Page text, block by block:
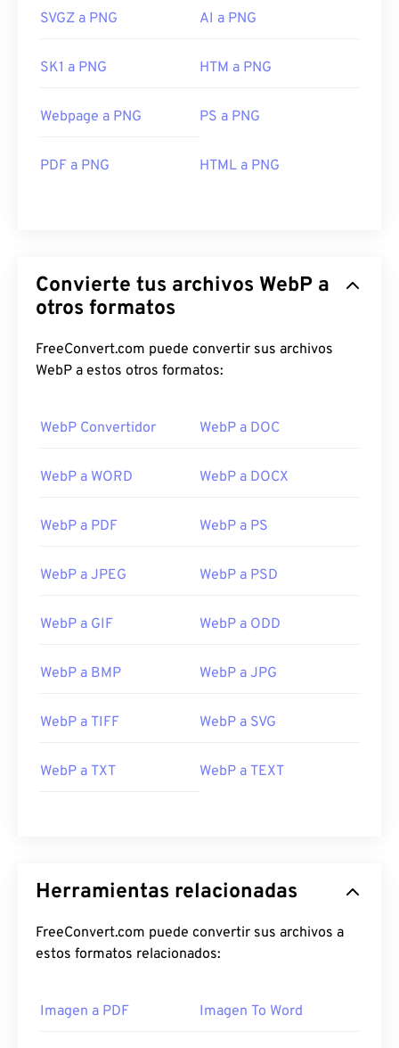
SVGZ a PNG AI a PNG
SK1 a PNG HTM a PNG
Webpage a PNG PS a PNG
PDF a PNG HTML a PNG
Convierte tus archivos WebP a
otros formatos
FreeConvert.com puede convertir sus archivos
WebP a estos otros formatos:
WebP Convertidor WebP a DOC
WebP a WORD WebP a DOCX
WebP a PDF WebP a PS
WebP a JPEG WebP a PSD
WebP a GIF WebP a ODD
WebP a BMP WebP a JPG
WebP a TIFF WebP a SVG
WebP a TXT WebP a TEXT
Herramientas relacionadas
FreeConvert.com puede convertir sus archivos a
estos formatos relacionados:
Imagen a PDF Imagen To Word